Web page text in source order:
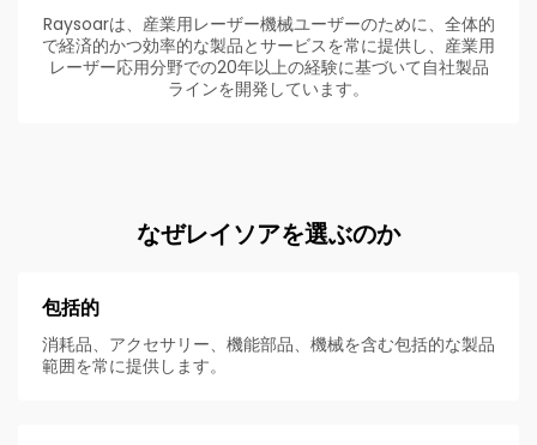
Raysoarは、産業用レーザー機械ユーザーのために、全体的
で経済的かつ効率的な製品とサービスを常に提供し、産業用
レーザー応用分野での20年以上の経験に基づいて自社製品
ラインを開発しています。
なぜレイソアを選ぶのか
包括的
消耗品、アクセサリー、機能部品、機械を含む包括的な製品
範囲を常に提供します。